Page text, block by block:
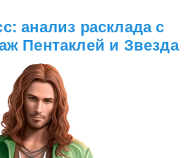
анализ расклада с
Пентаклей и Звезда